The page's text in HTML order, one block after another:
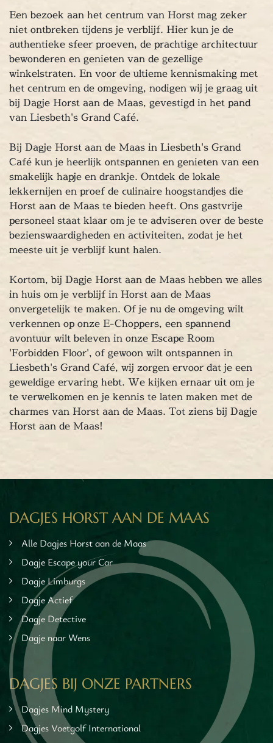
Room
verzorgd
Tours
uit
dagje
Room
verzorgd
Tours
uit
dagje
Room
verzorgd
Tours
uit
Een bezoek aan het centrum van Horst mag zeker
niet ontbreken tijdens je verblijf. Hier kun je de
authentieke sfeer proeven, de prachtige architectuur
bewonderen en genieten van de gezellige
winkelstraten. En voor de ultieme kennismaking met
het centrum en de omgeving, nodigen wij je graag uit
bij Dagje Horst aan de Maas, gevestigd in het pand
van Liesbeth's Grand Café.
Bij Dagje Horst aan de Maas in Liesbeth's Grand
Café kun je heerlijk ontspannen en genieten van een
smakelijk hapje en drankje. Ontdek de lokale
lekkernijen en proef de culinaire hoogstandjes die
Horst aan de Maas te bieden heeft. Ons gastvrije
personeel staat klaar om je te adviseren over de beste
bezienswaardigheden en activiteiten, zodat je het
meeste uit je verblijf kunt halen.
Kortom, bij Dagje Horst aan de Maas hebben we alles
in huis om je verblijf in Horst aan de Maas
onvergetelijk te maken. Of je nu de omgeving wilt
verkennen op onze E-Choppers, een spannend
avontuur wilt beleven in onze Escape Room
'Forbidden Floor', of gewoon wilt ontspannen in
Liesbeth's Grand Café, wij zorgen ervoor dat je een
geweldige ervaring hebt. We kijken ernaar uit om je
te verwelkomen en je kennis te laten maken met de
charmes van Horst aan de Maas. Tot ziens bij Dagje
Horst aan de Maas!
DAGJES HORST AAN DE MAAS
Alle Dagjes Horst aan de Maas
Dagje Escape your Car
Dagje Limburgs
Dagje Actief
Dagje Detective
Dagje naar Wens
DAGJES BIJ ONZE PARTNERS
Dagjes Mind Mystery
Dagjes Voetgolf International